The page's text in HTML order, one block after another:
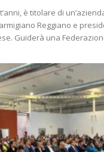
è titolare di
Reggiano e
Guiderà una